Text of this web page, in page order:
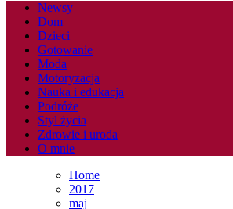
Newsy
Dom
Dzieci
Gotowanie
Moda
Motoryzacja
Nauka i edukacja
Podróże
Styl życia
Zdrowie i uroda
O mnie
Home
2017
maj